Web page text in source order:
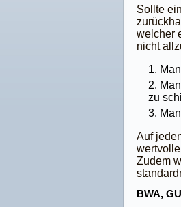
Sollte
welcher
nicht
zu
Auf
Zudem
BWA,